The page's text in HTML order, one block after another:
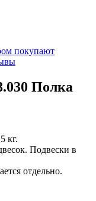
покупают
Полка
кг.
Подвески в
отдельно.